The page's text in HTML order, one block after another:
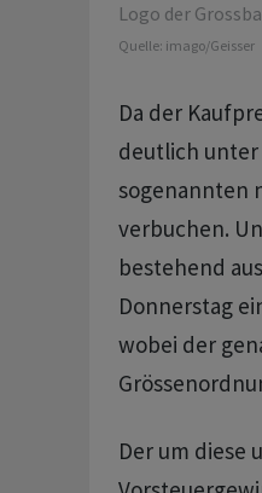
Logo der
Quelle: imago/Geisser
Da der
deutlich
sogenannten
verbuchen.
bestehend
Donnerstag
wobei der
Der um diese